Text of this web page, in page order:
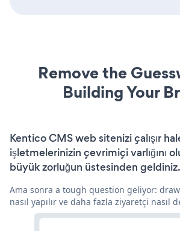
Remove the
Building Your
Kentico CMS web sitenizi çalışır
işletmelerinizin çevrimiçi varlığını
büyük zorluğun üstesinden
Ama sonra a tough question geliyor:
nasıl yapılır ve daha fazla ziyaretçi nasıl